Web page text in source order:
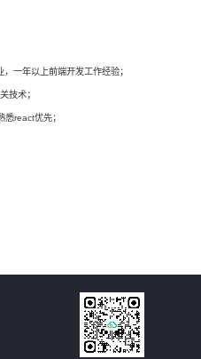
一年以上前端开发工作经验；
技术；
react优先；